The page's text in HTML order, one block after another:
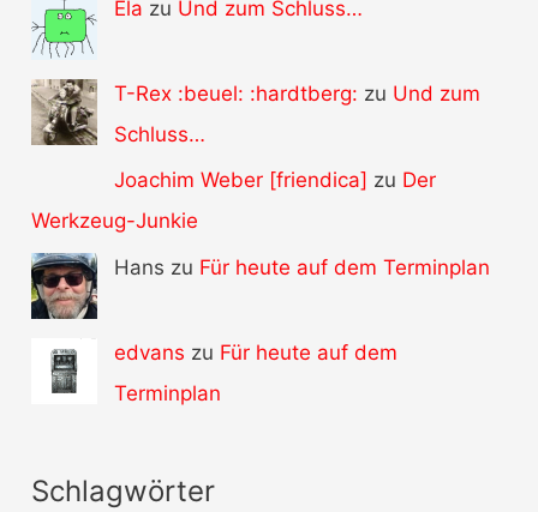
Ela zu Und zum Schluss…
T-Rex :beuel: :hardtberg: zu Und zum
Schluss…
Joachim Weber [friendica] zu Der
Werkzeug-Junkie
Hans zu Für heute auf dem Terminplan
edvans zu Für heute auf dem
Terminplan
Schlagwörter